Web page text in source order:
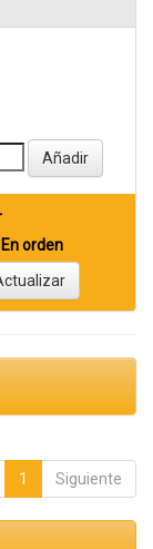
En orden
1 Siguiente